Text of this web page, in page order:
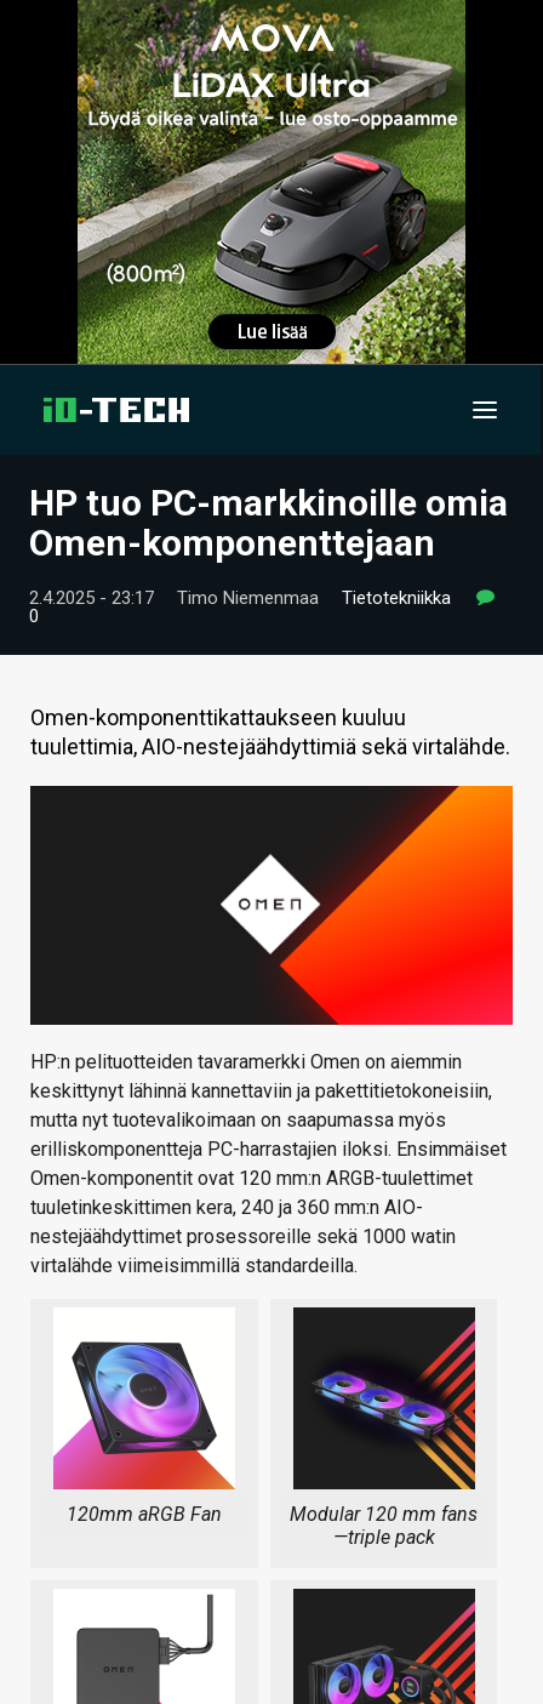
UUTISET
VIDEOT
TIETOA
HP tuo PC-markkinoille omia
Omen-komponenttejaan
2.4.2025 - 23:17 Timo Niemenmaa
Tietotekniikka
0
Omen-komponenttikattaukseen kuuluu
tuulettimia, AIO-nestejäähdyttimiä sekä virtalähde.
HP:n pelituotteiden tavaramerkki Omen on aiemmin
keskittynyt lähinnä kannettaviin ja pakettitietokoneisiin,
mutta nyt tuotevalikoimaan on saapumassa myös
erilliskomponentteja PC-harrastajien iloksi. Ensimmäiset
Omen-komponentit ovat 120 mm:n ARGB-tuulettimet
tuuletinkeskittimen kera, 240 ja 360 mm:n AIO-
nestejäähdyttimet prosessoreille sekä 1000 watin
virtalähde viimeisimmillä standardeilla.
120mm aRGB Fan
Modular 120 mm fans
—triple pack